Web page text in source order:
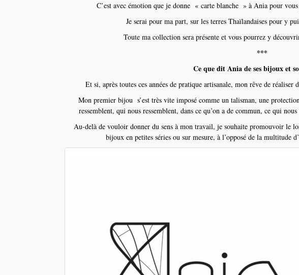
C’est avec émotion que je donne « carte blanche » à Ania pour vous
Je serai pour ma part, sur les terres Thaïlandaises pour y
Toute ma collection sera présente et vous pourrez y
***
Ce que dit Ania de ses bijoux et
Et si, après toutes ces années de pratique artisanale, mon rêve de
Mon premier bijou s’est très vite imposé comme un talisman, une
ressemblent, qui nous ressemblent, dans ce qu’on a de commun, ce qui
Au-delà de vouloir donner du sens à mon travail, je souhaite promouvoir le
bijoux en petites séries ou sur mesure, à l’opposé de la multitude